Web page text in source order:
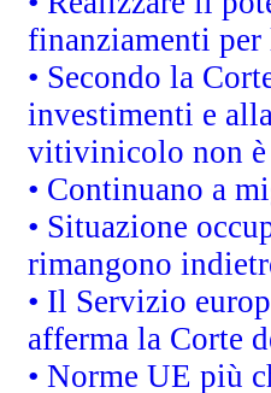
finanziamenti
• Secondo la
investimenti e
vitivinicolo non è
• Continuano a
• Situazione
rimangono
• Il Servizio
afferma la Corte
• Norme UE più